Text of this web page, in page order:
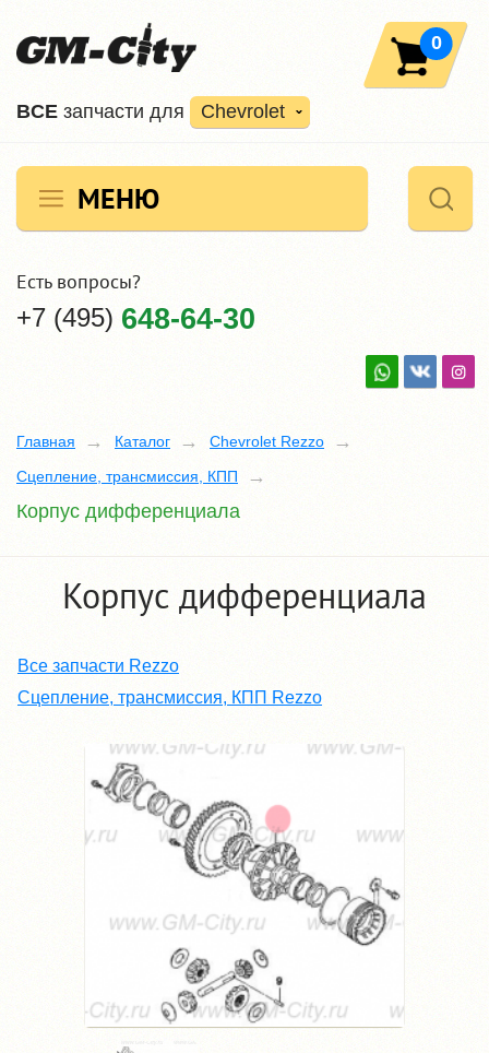
ВCE запчасти для Chevrolet
0
МЕНЮ
Есть вопросы?
+7 (495) 648-64-30
Главная Каталог
Chevrolet Rezzo
Сцепление, трансмиссия, КПП
Корпус дифференциала
Корпус дифференциала
Все запчасти Rezzo
Сцепление, трансмиссия, КПП Rezzo